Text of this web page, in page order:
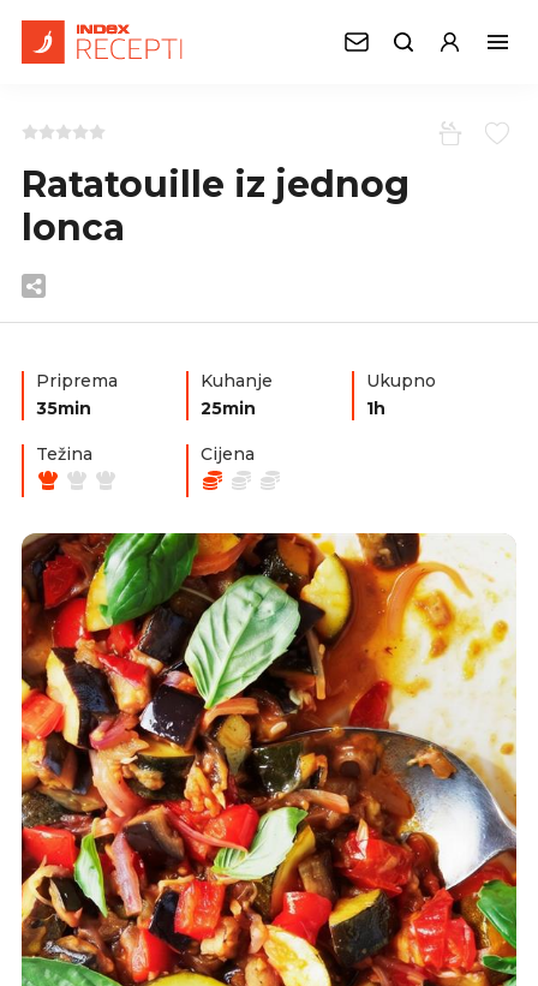
Ratatouille iz jednog
lonca
Priprema
35min
Kuhanje
25min
Ukupno
1h
Težina Cijena